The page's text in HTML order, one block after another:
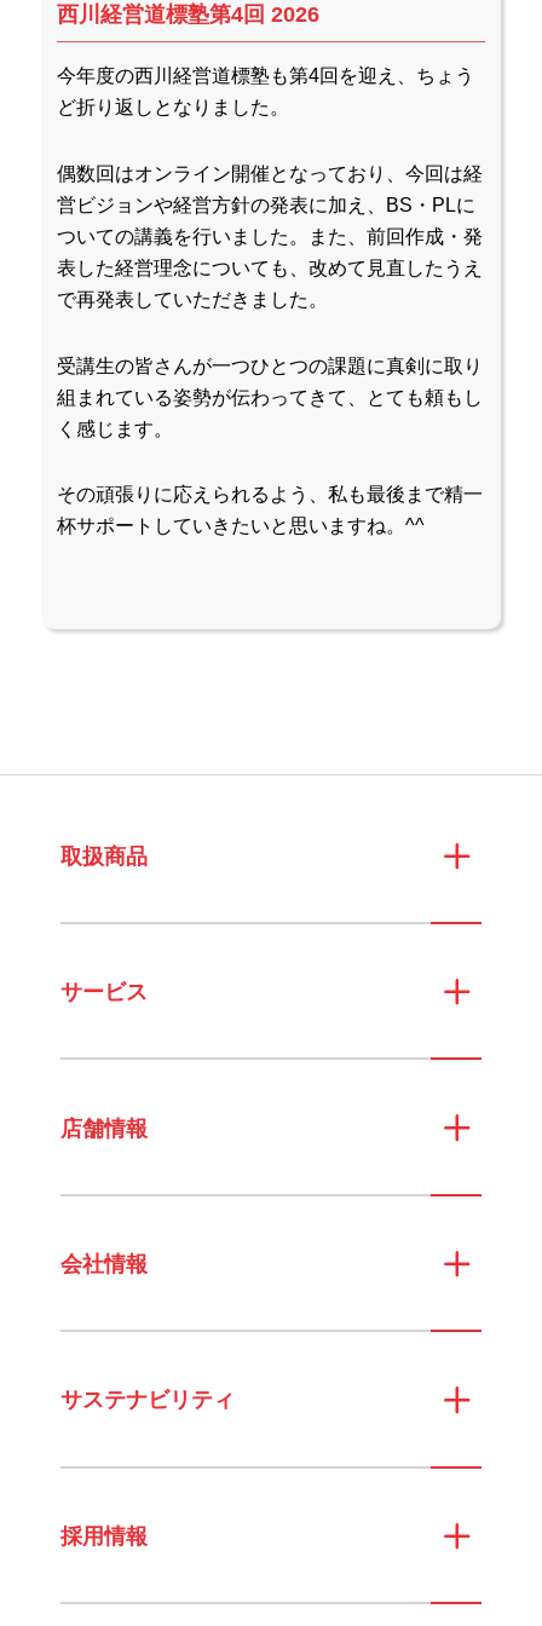
西川経営道標塾第4回 2026
今年度の西川経営道標塾も第4回を迎え、ちょう
ど折り返しとなりました。
偶数回はオンライン開催となっており、今回は経
営ビジョンや経営方針の発表に加え、BS・PLに
ついての講義を行いました。また、前回作成・発
表した経営理念についても、改めて見直したうえ
で再発表していただきました。
受講生の皆さんが一つひとつの課題に真剣に取り
組まれている姿勢が伝わってきて、とても頼もし
く感じます。
その頑張りに応えられるよう、私も最後まで精一
杯サポートしていきたいと思いますね。^^
取扱商品
サービス
店舗情報
会社情報
サステナビリティ
採用情報